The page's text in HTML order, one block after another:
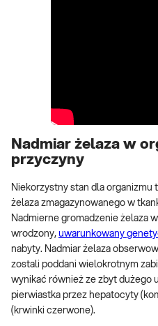
Nadmiar żelaza w
przyczyny
Niekorzystny stan dla
żelaza zmagazynowanego w
Nadmierne gromadzenie żelaza
wrodzony, uwarunkowany
nabyty. Nadmiar żelaza
zostali poddani wielokrotnym
wynikać również ze zbyt dużego
pierwiastka przez hepatocyty
(krwinki czerwone).